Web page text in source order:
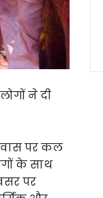
ने दी
पर कल
के साथ
पर